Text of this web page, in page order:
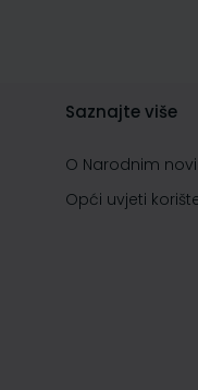
Saznajte više
O Narodnim
Opći uvjeti